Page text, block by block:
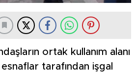
ortak kullanım alanı
esnaflar tarafından işgal